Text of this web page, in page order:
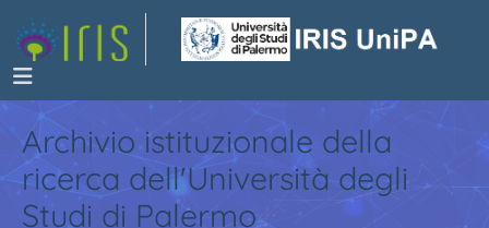
Archivio istituzionale della
ricerca dell'Università degli
Studi di Palermo